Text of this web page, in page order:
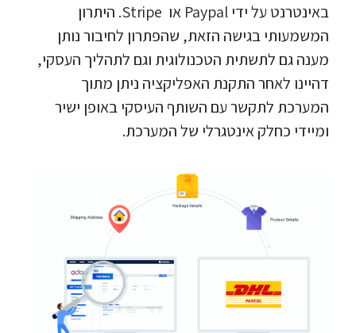
באינטרנט על ידי Paypal או Stripe. היתרון
המשמעותי בגישה הזאת, שהפתרון לחיבור נותן
מענה גם לתשתית הטכנולוגית וגם לתהליך העסקי,
דהיינו לאחר התקנת האפליקציה ניתן מתוך
המערכת לתקשר עם השותף העיסקי באופן ישיר
ומיידי כחלק אינטגרלי של המערכת.